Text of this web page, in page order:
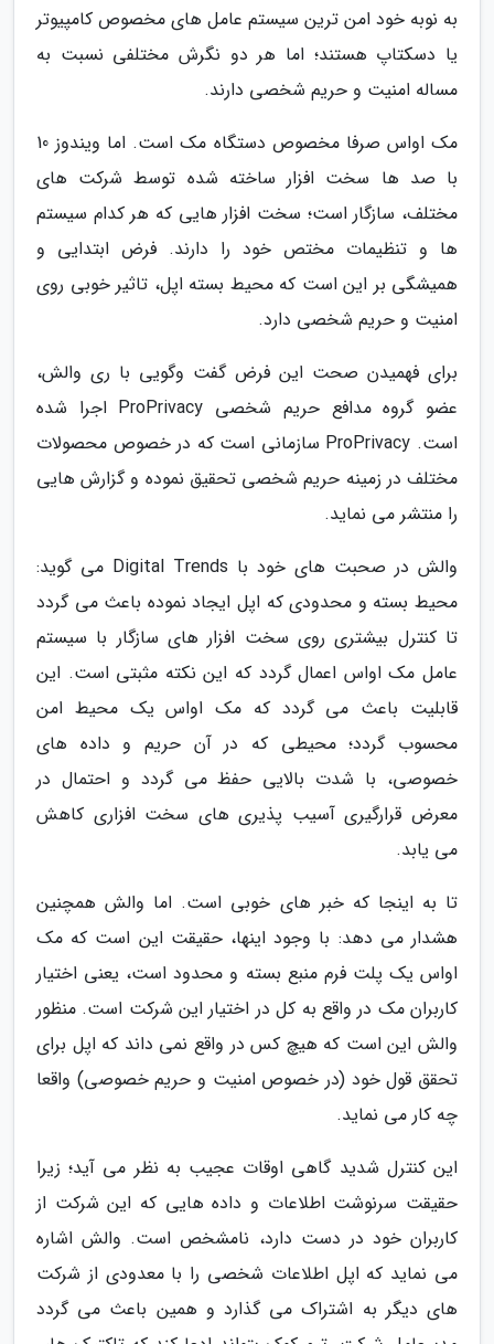
به نوبه خود امن ترین سیستم عامل های مخصوص کامپیوتر
یا دسکتاپ هستند؛ اما هر دو نگرش مختلفی نسبت به
مساله امنیت و حریم شخصی دارند.
مک اواس صرفا مخصوص دستگاه مک است. اما ویندوز 10
با صد ها سخت افزار ساخته شده توسط شرکت های
مختلف، سازگار است؛ سخت افزار هایی که هر کدام سیستم
ها و تنظیمات مختص خود را دارند. فرض ابتدایی و
همیشگی بر این است که محیط بسته اپل، تاثیر خوبی روی
امنیت و حریم شخصی دارد.
برای فهمیدن صحت این فرض گفت وگویی با ری والش،
عضو گروه مدافع حریم شخصی ProPrivacy اجرا شده
است. ProPrivacy سازمانی است که در خصوص محصولات
مختلف در زمینه حریم شخصی تحقیق نموده و گزارش هایی
را منتشر می نماید.
والش در صحبت های خود با Digital Trends می گوید:
محیط بسته و محدودی که اپل ایجاد نموده باعث می گردد
تا کنترل بیشتری روی سخت افزار های سازگار با سیستم
عامل مک اواس اعمال گردد که این نکته مثبتی است. این
قابلیت باعث می گردد که مک اواس یک محیط امن
محسوب گردد؛ محیطی که در آن حریم و داده های
خصوصی، با شدت بالایی حفظ می گردد و احتمال در
معرض قرارگیری آسیب پذیری های سخت افزاری کاهش
می یابد.
تا به اینجا که خبر های خوبی است. اما والش همچنین
هشدار می دهد: با وجود اینها، حقیقت این است که مک
اواس یک پلت فرم منبع بسته و محدود است، یعنی اختیار
کاربران مک در واقع به کل در اختیار این شرکت است. منظور
والش این است که هیچ کس در واقع نمی داند که اپل برای
تحقق قول خود (در خصوص امنیت و حریم خصوصی) واقعا
چه کار می نماید.
این کنترل شدید گاهی اوقات عجیب به نظر می آید؛ زیرا
حقیقت سرنوشت اطلاعات و داده هایی که این شرکت از
کاربران خود در دست دارد، نامشخص است. والش اشاره
می نماید که اپل اطلاعات شخصی را با معدودی از شرکت
های دیگر به اشتراک می گذارد و همین باعث می گردد